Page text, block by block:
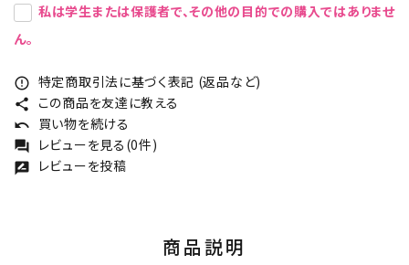
私は学生または保護者で、その他の目的での購入ではありませ
ん。
error_outline 特定商取引法に基づく表記 (返品など)
share この商品を友達に教える
undo 買い物を続ける
forum レビューを見る(0件)
rate_review レビューを投稿
商品説明